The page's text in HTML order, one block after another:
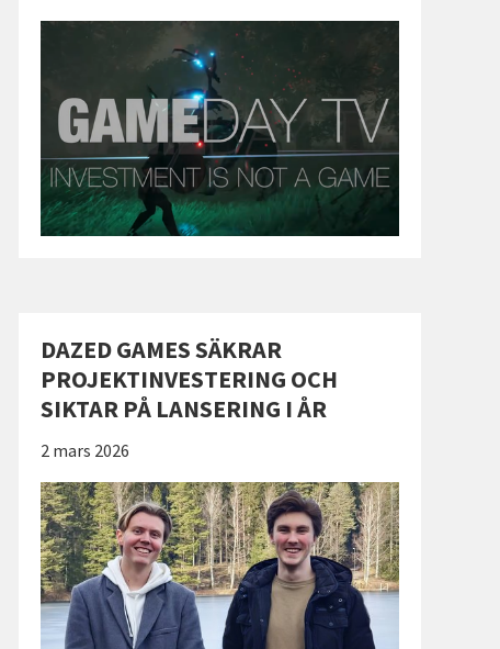
DAZED GAMES SÄKRAR
PROJEKTINVESTERING OCH
SIKTAR PÅ LANSERING I ÅR
Publicerad:
2 mars 2026